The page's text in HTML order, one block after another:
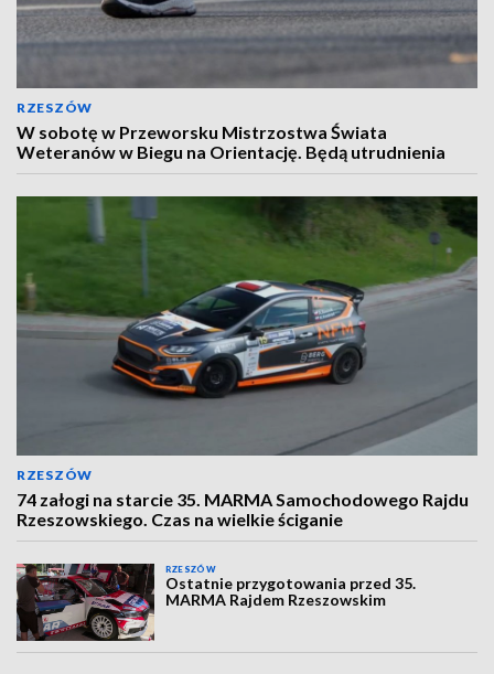
RZESZÓW
W sobotę w Przeworsku Mistrzostwa Świata
Weteranów w Biegu na Orientację. Będą utrudnienia
RZESZÓW
74 załogi na starcie 35. MARMA Samochodowego Rajdu
Rzeszowskiego. Czas na wielkie ściganie
RZESZÓW
Ostatnie przygotowania przed 35.
MARMA Rajdem Rzeszowskim